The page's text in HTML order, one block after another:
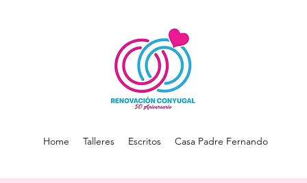
Home Talleres Escritos Casa Padre Fernando